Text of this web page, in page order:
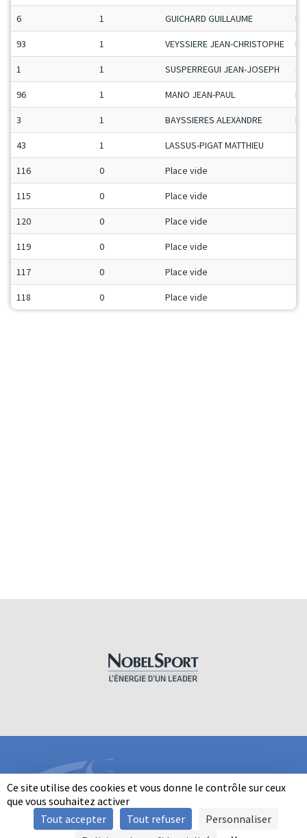
Ce site utilise des cookies et vous donne le contrôle sur ceux
que vous souhaitez activer
Tout accepter
Tout refuser
Personnaliser
6 1 GUICHARD GUILLAUME
93 1 VEYSSIERE JEAN-CHRISTOPHE
1 1 SUSPERREGUI JEAN-JOSEPH
96 1 MANO JEAN-PAUL
3 1 BAYSSIERES ALEXANDRE
43 1 LASSUS-PIGAT MATTHIEU
116 0 Place vide
115 0 Place vide
120 0 Place vide
119 0 Place vide
117 0 Place vide
118 0 Place vide
INFORMATIONS